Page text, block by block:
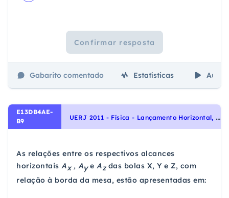
Confirmar resposta
Gabarito comentado Estatísticas Aulas
E13DB4AE-
B9
U
ERJ 2011 - Física - Lançamento Horizontal, Cinemática
As relações entre os respectivos alcances
horizontais Ax, Aye Azdas bolas X, Y e Z, com
relação à borda da mesa, estão apresentadas em: